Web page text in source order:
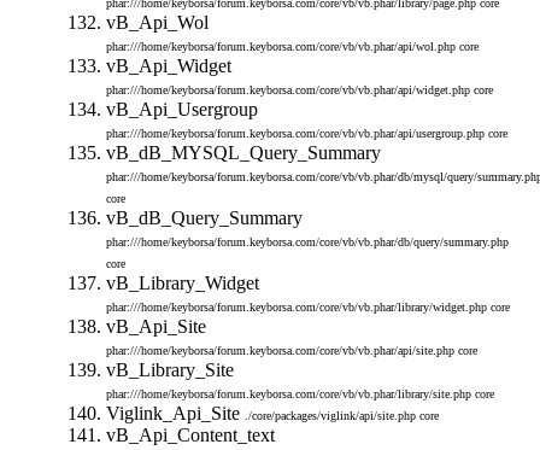
phar:///home/keyborsa/forum.keyborsa.com/core/vb/vb.phar/library/page.php core
vB_Api_Wol
phar:///home/keyborsa/forum.keyborsa.com/core/vb/vb.phar/api/wol.php core
vB_Api_Widget
phar:///home/keyborsa/forum.keyborsa.com/core/vb/vb.phar/api/widget.php core
vB_Api_Usergroup
phar:///home/keyborsa/forum.keyborsa.com/core/vb/vb.phar/api/usergroup.php core
vB_dB_MYSQL_Query_Summary
phar:///home/keyborsa/forum.keyborsa.com/core/vb/vb.phar/db/mysql/query/
core
vB_dB_Query_Summary
phar:///home/keyborsa/forum.keyborsa.com/core/vb/vb.phar/db/query/summary.php
core
vB_Library_Widget
phar:///home/keyborsa/forum.keyborsa.com/core/vb/vb.phar/library/widget.php core
vB_Api_Site
phar:///home/keyborsa/forum.keyborsa.com/core/vb/vb.phar/api/site.php core
vB_Library_Site
phar:///home/keyborsa/forum.keyborsa.com/core/vb/vb.phar/library/site.php core
Viglink_Api_Site ./core/packages/viglink/api/site.php core
vB_Api_Content_text